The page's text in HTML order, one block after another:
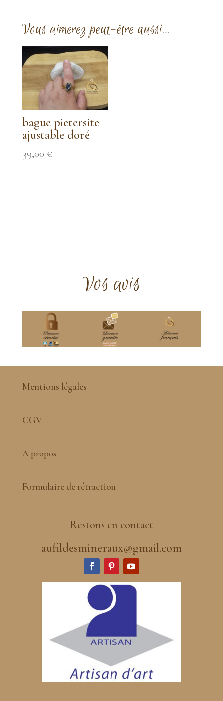
Vous aimerez peut-être aussi…
bague pietersite
ajustable doré
39,00 €
Vos avis
Mentions légales
CGV
A propos
Formulaire de rétraction
Restons en contact
aufildesmineraux@gmail.com